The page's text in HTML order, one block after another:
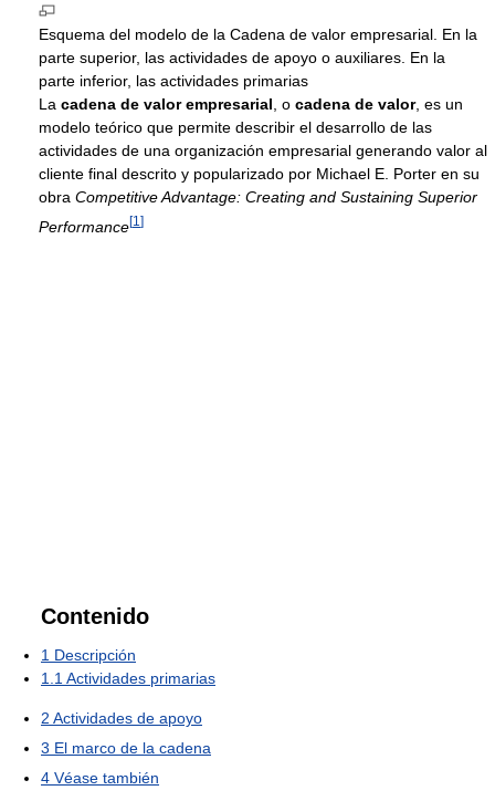
Esquema del modelo de la Cadena de valor empresarial. En la
parte superior, las actividades de apoyo o auxiliares. En la
parte inferior, las actividades primarias
La cadena de valor empresarial , o cadena de valor, es un
modelo teórico que permite describir el desarrollo de las
actividades de una organización empresarial generando valor al
cliente final descrito y popularizado por Michael E. Porter en su
obra Competitive Advantage: Creating and Sustaining Superior
Performance[1 ]
Contenido
1 Descripción
1.1 Actividades primarias
2 Actividades de apoyo
3 El marco de la cadena
4 Véase también